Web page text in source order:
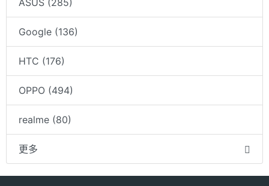
ASUS (285)
Google (136)
HTC (176)
OPPO (494)
realme (80)
更多